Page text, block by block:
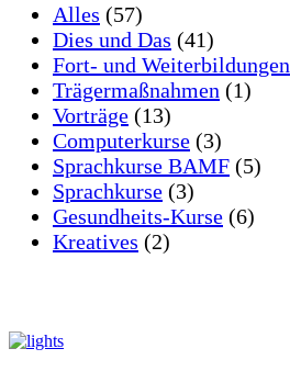
Alles (57)
Dies und Das (41)
Fort- und Weiterbildungen
Trägermaßnahmen (1)
Vorträge (13)
Computerkurse (3)
Sprachkurse BAMF (5)
Sprachkurse (3)
Gesundheits-Kurse (6)
Kreatives (2)